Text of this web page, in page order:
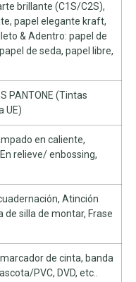
brillante (C1S/C2S),
papel elegante kraft,
& Adentro: papel de
de seda, papel libre,
PANTONE (Tintas
UE)
en caliente,
relieve/ enbossing,
Atinción
de silla de montar, Frase
de cinta, banda
PVC, DVD, etc..